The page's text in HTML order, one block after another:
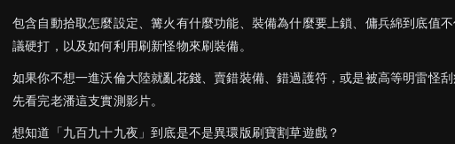
包含自動拾取怎麼設定、篝火有什麼功能、裝備為什麼要上鎖、傭兵綿到底值
議硬打，以及如何利用刷新怪物來刷裝備。
如果你不想一進沃倫大陸就亂花錢、賣錯裝備、錯過護符，或是被高等明雷怪
先看完老潘這支實測影片。
想知道「九百九十九夜」到底是不是異環版刷寶割草遊戲？